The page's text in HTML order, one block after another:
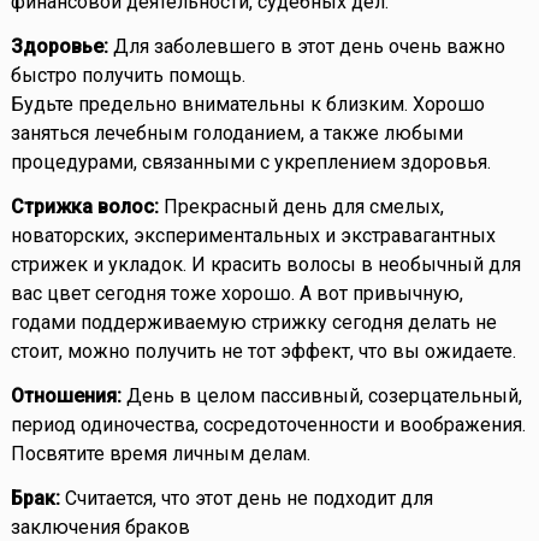
Здоровье:Для заболевшего в этот день очень важно
быстро получить помощь.
Будьте предельно внимательны к близким. Хорошо
заняться лечебным голоданием, а также любыми
процедурами, связанными с укреплением здоровья.
Стрижка волос:Прекрасный день для смелых,
новаторских, экспериментальных и экстравагантных
стрижек и укладок. И красить волосы в необычный для
вас цвет сегодня тоже хорошо. А вот привычную,
годами поддерживаемую стрижку сегодня делать не
стоит, можно получить не тот эффект, что вы ожидаете.
Отношения:День в целом пассивный, созерцательный,
период одиночества, сосредоточенности и воображения.
Посвятите время личным делам.
Брак:Считается, что этот день не подходит для
заключения браков